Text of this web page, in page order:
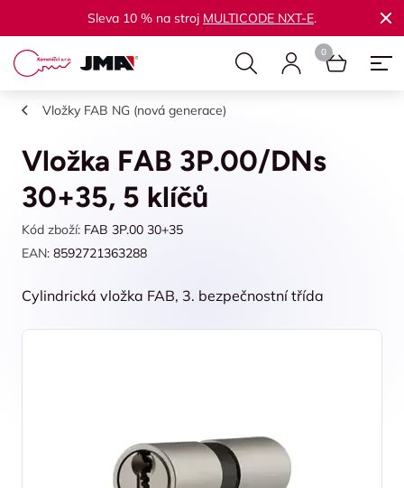
Sleva 10 % na stroj MULTICODE NXT-E.
Vložky FAB NG (nová generace)
Vložka FAB 3P.00/DNs
30+35, 5 klíčů
Kód zboží: FAB 3P.00 30+35
EAN: 8592721363288
Cylindrická vložka FAB, 3. bezpečnostní třída